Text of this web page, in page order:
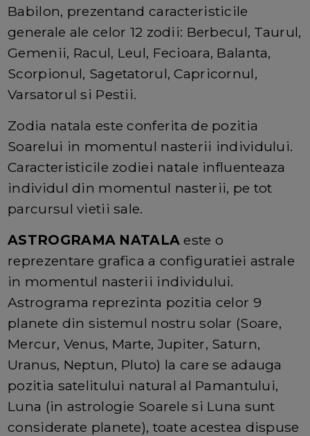
Babilon, prezentand caracteristicile
generale ale celor 12 zodii: Berbecul, Taurul,
Gemenii, Racul, Leul, Fecioara, Balanta,
Scorpionul, Sagetatorul, Capricornul,
Varsatorul si Pestii.
Zodia natala este conferita de pozitia
Soarelui in momentul nasterii individului.
Caracteristicile zodiei natale influenteaza
individul din momentul nasterii, pe tot
parcursul vietii sale.
ASTROGRAMA NATALA este o
reprezentare grafica a configuratiei astrale
in momentul nasterii individului.
Astrograma reprezinta pozitia celor 9
planete din sistemul nostru solar (Soare,
Mercur, Venus, Marte, Jupiter, Saturn,
Uranus, Neptun, Pluto) la care se adauga
pozitia satelitului natural al Pamantului,
Luna (in astrologie Soarele si Luna sunt
considerate planete), toate acestea dispuse